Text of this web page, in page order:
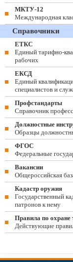
МКТУ-12
Международная
Справочники
ЕТКС
Единый тарифно-
рабочих
ЕКСД
Единый
специалистов и
Профстандарты
Справочник
Должностные
Образцы
ФГОС
Федеральные
Вакансии
Общероссийская
Кадастр оружия
Государственный
патронов к нему
Правила по охране
Действующие